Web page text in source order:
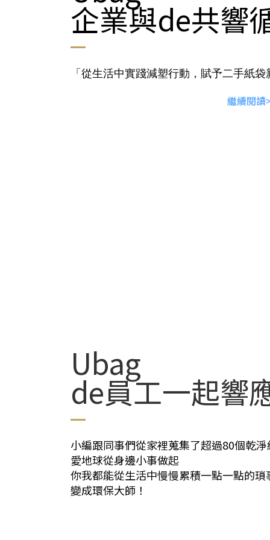
企業與de共響
「從生活中實踐減塑行動，賦予二手紙袋
繼續閱讀
Ubag
de員工一起響
小編跟同事們從家裡蒐集了超過80個乾淨
愛地球從身邊小事做起
你我都能從生活中慢慢累積一點一點的瑣
變成環保大師！